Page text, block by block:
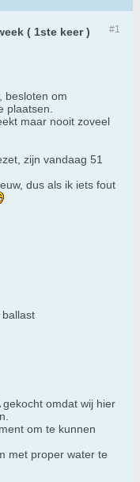
#1
( 1ste keer )
besloten om
plaatsen.
maar nooit zoveel
zijn vandaag 51
dus als ik iets fout
omdat wij hier
om te kunnen
met proper water te